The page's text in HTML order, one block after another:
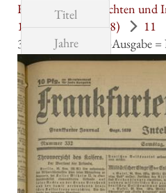
Titel
Jahre
Seite
Frankfurter Nachrichten und
197. Jahrgang (1918)
11
30.11.1918 Abend-Ausgabe